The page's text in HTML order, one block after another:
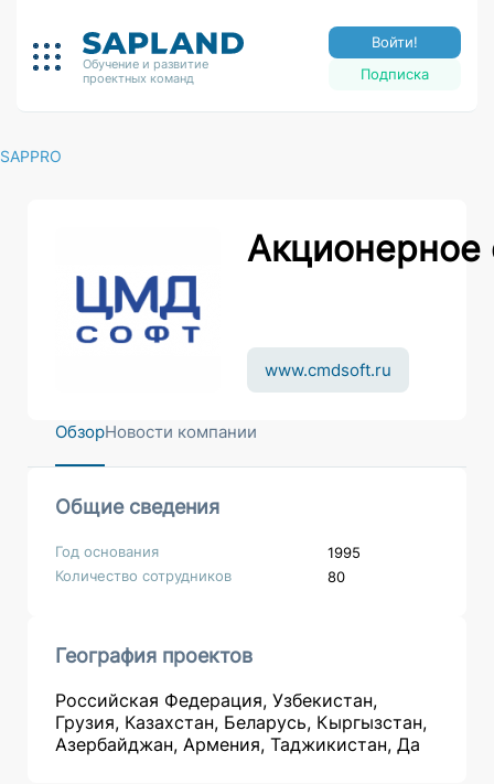
Обучение и развитие
проектных команд
Подписка
Войти!
SAPPRO
www.cmdsoft.ru
ОбзорНовости компании
Общие сведения
Год основания
1995
Количество сотрудников
80
География проектов
Российская Федерация, Узбекистан,
Грузия, Казахстан, Беларусь, Кыргызстан,
Азербайджан, Армения, Таджикистан, Да